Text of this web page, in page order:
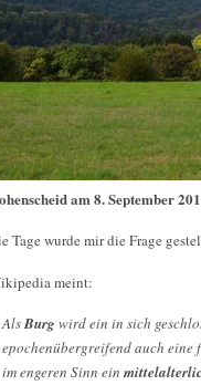
am 8. September
Tage wurde mir die Frage
meint:
AlsBurgwird ein in sich
epochenübergreifend auch
im engeren Sinn ein